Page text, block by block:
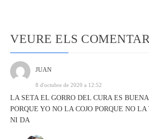
VEURE ELS
JUAN
8 d'octubre de 2020 a 12:52
LA SETA EL GORRO DEL CURA ES
PORQUE YO NO LA COJO PORQUE NO
NI DA